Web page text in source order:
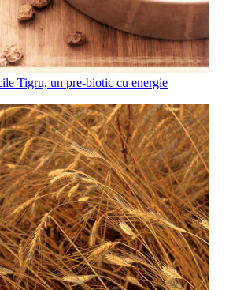
Tigru, un pre-biotic cu energie